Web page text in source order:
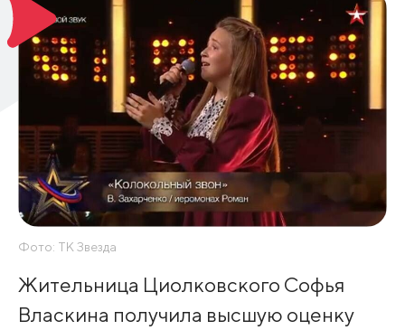
Фото: ТК Звезда
Жительница Циолковского Софья
Власкина получила высшую оценку